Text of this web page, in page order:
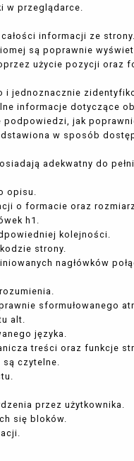
w przeglądarce.
informacji ze strony.
są poprawnie
użycie pozycji oraz
jednoznacznie
informacje dotyczące
podpowiedzi, jak
w sposób
adekwatny do
opisu.
o formacie oraz
h1.
kolejności.
strony.
nagłówków
sformułowanego
alt.
języka.
treści oraz funkcje
są czytelne.
przez użytkownika.
się bloków.